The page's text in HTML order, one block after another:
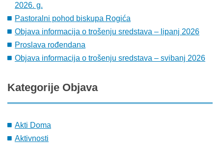
2026. g.
Pastoralni pohod biskupa Rogića
Objava informacija o trošenju sredstava – lipanj 2026
Proslava rođendana
Objava informacija o trošenju sredstava – svibanj 2026
Kategorije Objava
Akti Doma
Aktivnosti